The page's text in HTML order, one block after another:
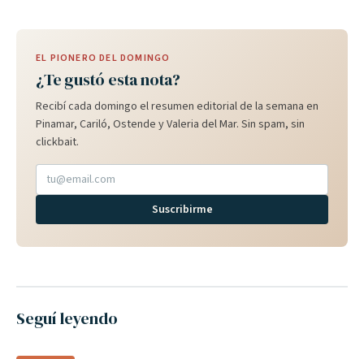
EL PIONERO DEL DOMINGO
¿Te gustó esta nota?
Recibí cada domingo el resumen editorial de la semana en
Pinamar, Cariló, Ostende y Valeria del Mar. Sin spam, sin
clickbait.
Suscribirme
Seguí leyendo